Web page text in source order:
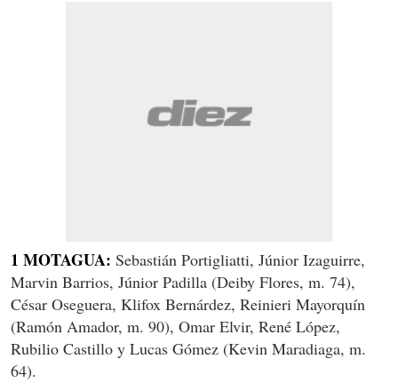
1 MOTAGUA: Sebastián Portigliatti, Júnior Izaguirre,
Marvin Barrios, Júnior Padilla (Deiby Flores, m. 74),
César Oseguera, Klifox Bernárdez, Reinieri Mayorquín
(Ramón Amador, m. 90), Omar Elvir, René López,
Rubilio Castillo y Lucas Gómez (Kevin Maradiaga, m.
64).